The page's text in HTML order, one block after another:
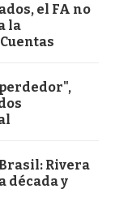
el FA no
la
Rivera
década y